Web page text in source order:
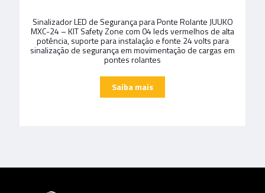
Sinalizador LED de Segurança para Ponte Rolante JUUKO
MXC-24 – KIT Safety Zone com 04 leds vermelhos de alta
potência, suporte para instalação e fonte 24 volts para
sinalização de segurança em movimentação de cargas em
pontes rolantes